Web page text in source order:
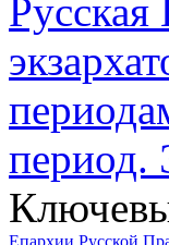
период.